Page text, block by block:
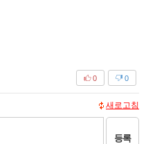
0
0
새로고침
등록